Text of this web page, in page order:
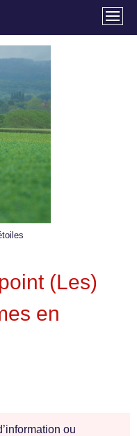
(Les)
en
ou